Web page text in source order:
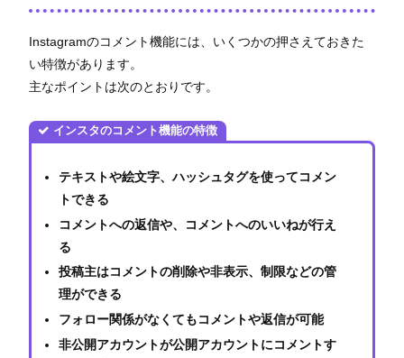
Instagramのコメント機能には、いくつかの押さえておきた
い特徴があります。
主なポイントは次のとおりです。
インスタのコメント機能の特徴
テキストや絵文字、ハッシュタグを使ってコメン
トできる
コメントへの返信や、コメントへのいいねが行え
る
投稿主はコメントの削除や非表示、制限などの管
理ができる
フォロー関係がなくてもコメントや返信が可能
非公開アカウントが公開アカウントにコメントす